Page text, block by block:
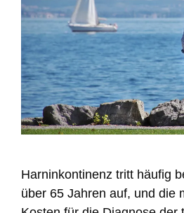
Harninkontinenz tritt häufig
über 65 Jahren auf, und die